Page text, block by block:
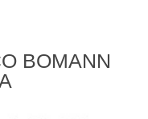
BOMANN